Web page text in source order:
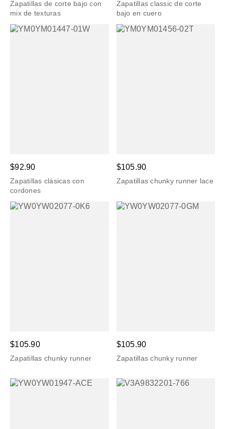
Zapatillas de corte bajo con
mix de texturas
Zapatillas classic de corte
bajo en cuero
$92.90
Zapatillas clásicas con
cordones
$105.90
Zapatillas chunky runner lace
$105.90
Zapatillas chunky runner
$105.90
Zapatillas chunky runner